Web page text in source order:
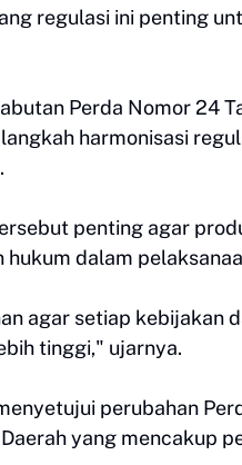
regulasi ini penting
Perda Nomor 24
harmonisasi
penting agar
dalam
agar setiap kebijakan
tinggi," ujarnya.
perubahan
yang mencakup